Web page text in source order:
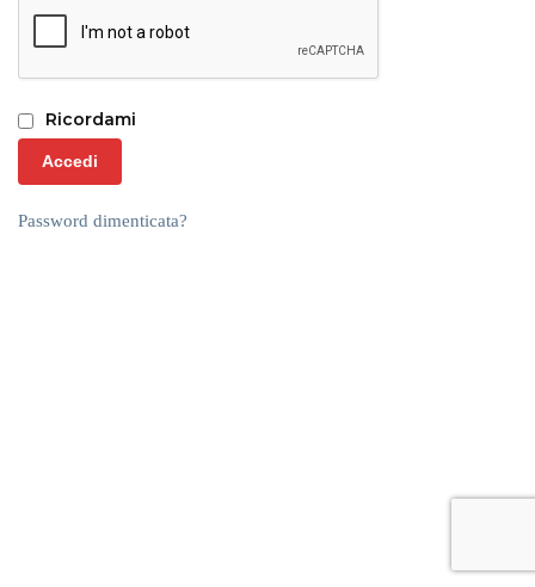
Ricordami
Accedi
Password dimenticata?